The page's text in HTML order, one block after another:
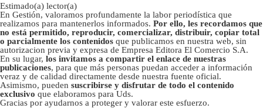
Estimado(a) lector(a)
En Gestión, valoramos profundamente la labor periodística que
realizamos para mantenerlos informados. Por ello, les recordamos que
no está permitido, reproducir, comercializar, distribuir, copiar total
o parcialmente los contenidos que publicamos en nuestra web, sin
autorizacion previa y expresa de Empresa Editora El Comercio S.A.
En su lugar, los invitamos a compartir el enlace de nuestras
publicaciones, para que más personas puedan acceder a información
veraz y de calidad directamente desde nuestra fuente oficial.
Asimismo, pueden suscribirse y disfrutar de todo el contenido
exclusivo que elaboramos para Uds.
Gracias por ayudarnos a proteger y valorar este esfuerzo.